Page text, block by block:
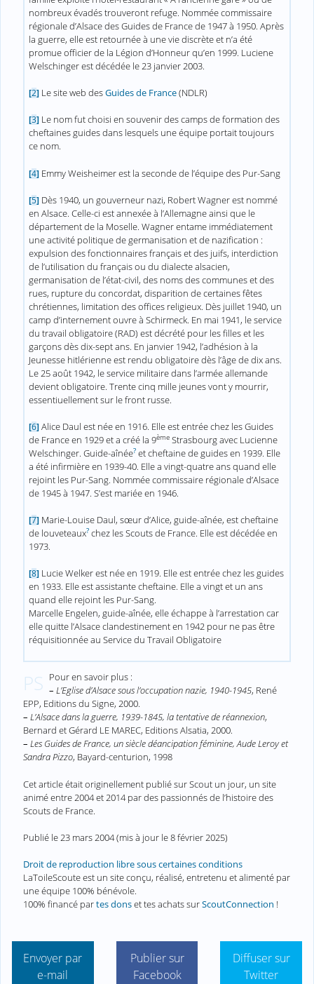
nombreux évadés trouveront refuge. Nommée commissaire
régionale d’Alsace des Guides de France de 1947 à 1950. Après
la guerre, elle est retournée à une vie discrète et n’a été
promue officier de la Légion d’Honneur qu’en 1999. Luciene
Welschinger est décédée le 23 janvier 2003.
[2] Le site web desGuides de France(NDLR)
[3] Le nom fut choisi en souvenir des camps de formation des
cheftaines guides dans lesquels une équipe portait toujours
ce nom.
[4] Emmy Weisheimer est la seconde de l’équipe des Pur-Sang
[5] Dès 1940, un gouverneur nazi, Robert Wagner est nommé
en Alsace. Celle-ci est annexée à l’Allemagne ainsi que le
département de la Moselle. Wagner entame immédiatement
une activité politique de germanisation et de nazification :
expulsion des fonctionnaires français et des juifs, interdiction
de l’utilisation du français ou du dialecte alsacien,
germanisation de l’état-civil, des noms des communes et des
rues, rupture du concordat, disparition de certaines fêtes
chrétiennes, limitation des offices religieux. Dès juillet 1940, un
camp d’internement ouvre à Schirmeck. En mai 1941, le service
du travail obligatoire (RAD) est décrété pour les filles et les
garçons dès dix-sept ans. En janvier 1942, l’adhésion à la
Jeunesse hitlérienne est rendu obligatoire dès l’âge de dix ans.
Le 25 août 1942, le service militaire dans l’armée allemande
devient obligatoire. Trente cinq mille jeunes vont y mourrir,
essentiuellement sur le front russe.
[6]Alice Daul est née en 1916. Elle est entrée chez les Guides
de France en 1929 et a créé la 9ème Strasbourg avec Lucienne
Welschinger. Guide-aînée? et cheftaine de guides en 1939. Elle
a été infirmière en 1939-40. Elle a vingt-quatre ans quand elle
rejoint les Pur-Sang. Nommée commissaire régionale d’Alsace
de 1945 à 1947. S’est mariée en 1946.
[7] Marie-Louise Daul, sœur d’Alice, guide-aînée, est cheftaine
de louveteaux? chez les Scouts de France. Elle est décédée en
1973.
[8] Lucie Welker est née en 1919. Elle est entrée chez les guides
en 1933. Elle est assistante cheftaine. Elle a vingt et un ans
quand elle rejoint les Pur-Sang.
Marcelle Engelen, guide-aînée, elle échappe à l’arrestation car
elle quitte l’Alsace clandestinement en 1942 pour ne pas être
réquisitionnée au Service du Travail Obligatoire
PS Pour en savoir plus :
– L’Eglise d’Alsace sous l’occupation nazie, 1940-1945, René
EPP, Editions du Signe, 2000.
– L’Alsace dans la guerre, 1939-1845, la tentative de réannexion,
Bernard et Gérard LE MAREC, Editions Alsatia, 2000.
– Les Guides de France, un siècle déancipation féminine, Aude Leroy et
Sandra Pizzo, Bayard-centurion, 1998
Cet article était originellement publié sur Scout un jour, un site
animé entre 2004 et 2014 par des passionnés de l’histoire des
Scouts de France.
Publié le23 mars 2004(mis à jour le8 février 2025)
Droit de reproduction libre sous certaines conditions
LaToileScoute est un site conçu, réalisé, entretenu et alimenté par
une équipe 100% bénévole.
100% financé partes donset tes achats surScoutConnection !
Envoyer par
e-mail
Publier sur
Facebook
Diffuser sur
Twitter